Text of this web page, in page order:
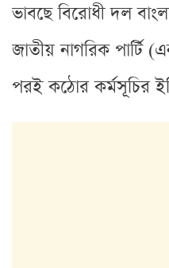
ভাবছে বিরোধী দল
জাতীয় নাগরিক পার্টি
পরই কঠোর কর্মসূচির